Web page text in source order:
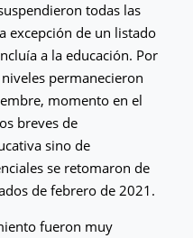
todas las
excepción de un listado
a la educación. Por
permanecieron
momento en el
breves de
sino de
se retomaron de
de febrero de 2021.
fueron muy